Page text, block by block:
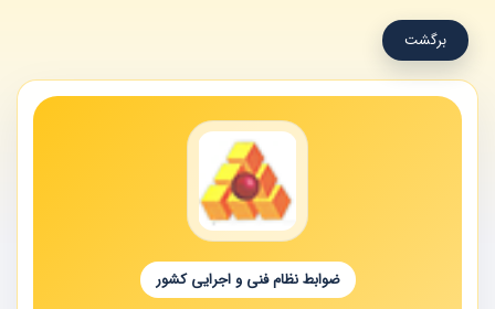
برگشت
ضوابط نظام فنی و اجرایی کشور